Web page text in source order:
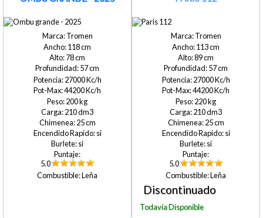
Tromen
118
78
57
27000
44200
200
210
25
si
si
5.0
Leña
Tromen
113
89
57
27000
44200
220
210
25
si
si
5.0
Leña